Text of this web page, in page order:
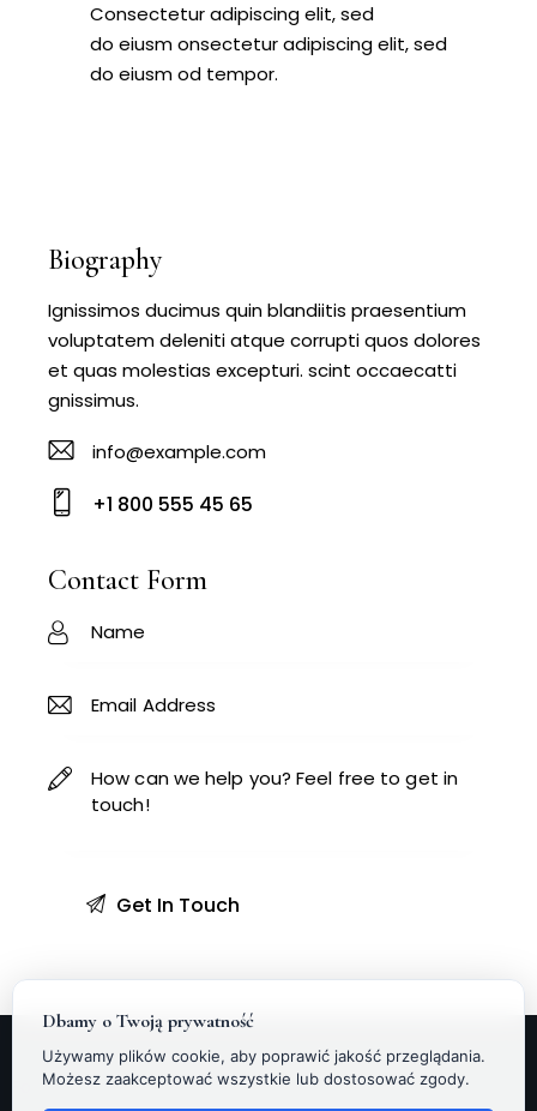
Consectetur adipiscing elit, sed
do eiusm onsectetur adipiscing elit, sed
do eiusm od tempor.
Biography
Ignissimos ducimus quin blandiitis praesentium
voluptatem deleniti atque corrupti quos dolores
et quas molestias excepturi. scint occaecatti
gnissimus.
E-
m
:
info@example.com
o
:
+1 800 555 45 65
Contact Form
Facebook Instagram Linkedin
Dbamy o Twoją prywatność
Używamy plików cookie, aby poprawić jakość przeglądania.
Możesz zaakceptować wszystkie lub dostosować zgody.